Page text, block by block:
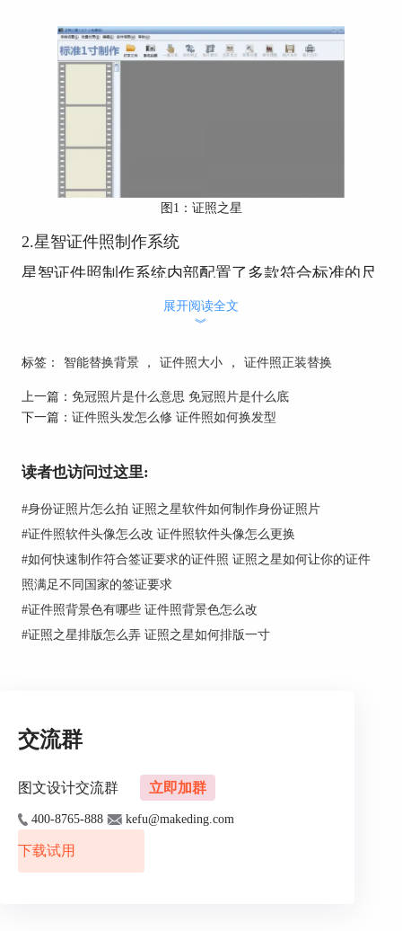
图1：证照之星
2.星智证件照制作系统
星智证件照制作系统内部配置了多款符合标准的尺
能，最具人性化的是这款软件有帮助视频可以帮助
软件。
图2：星智证件照制作系统
件，支持多种扫描仪扫描导入照片，并支持对证件
照进行色彩调节、黑白色彩调整等，同时，还能显
示实时比例，以确保打印出来的证件照不变形，还
可以在证件照上添加文字，是一款非常好用的软
件。
展开阅读全文
︾
标签： 智能替换背景 ， 证件照大小 ， 证件照正装替换
上一篇： 免冠照片是什么意思 免冠照片是什么底
下一篇： 证件照头发怎么修 证件照如何换发型
读者也访问过这里:
#身份证照片怎么拍 证照之星软件如何制作身份证照片
#证件照软件头像怎么改 证件照软件头像怎么更换
#如何快速制作符合签证要求的证件照 证照之星如何让你的证件
照满足不同国家的签证要求
#证件照背景色有哪些 证件照背景色怎么改
#证照之星排版怎么弄 证照之星如何排版一寸
交流群
图文设计交流群 立即加群
400-8765-888 kefu@makeding.com
下载试用